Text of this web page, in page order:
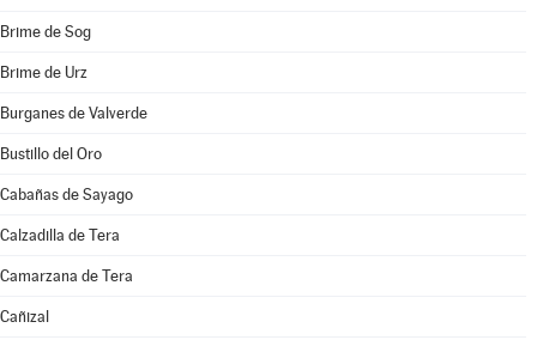
Brime de Sog
Brime de Urz
Burganes de Valverde
Bustillo del Oro
Cabañas de Sayago
Calzadilla de Tera
Camarzana de Tera
Cañizal